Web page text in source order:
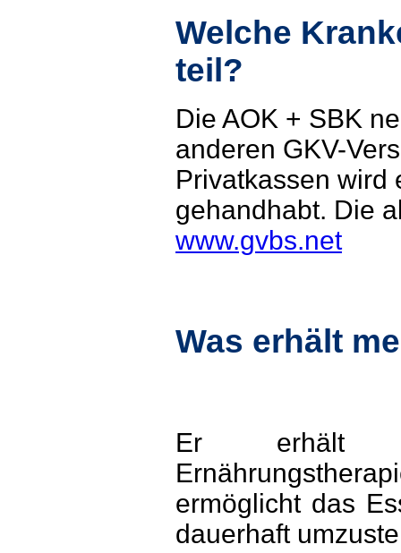
Welche
teil?
Die AOK + SBK
anderen GKV-
Privatkassen wird
gehandhabt. Die
www.gvbs.net
Was erhält
Er erhält
ermöglicht das
dauerhaft